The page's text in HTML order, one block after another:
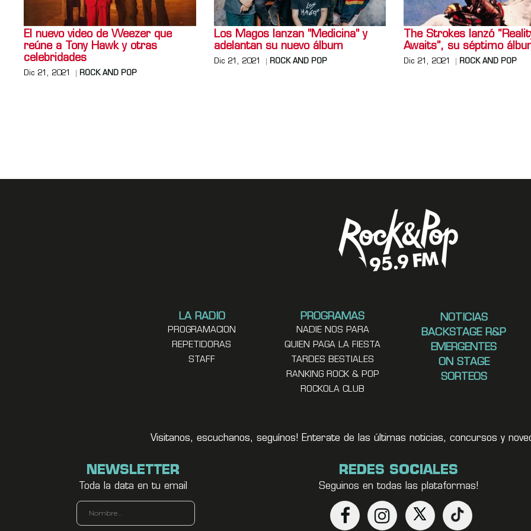
El nuevo video de Weezer que
reúne a Tony Hawk y otras
celebridades
Dic 21, 2021 ROCK AND POP
Los Magos lanzan "Medicina" y
adelantan su nuevo álbum
Dic 21, 2021 ROCK AND POP
The Strokes lanzó
Awaits”, su séptimo
Dic 21, 2021 ROCK AND POP
LA RADIO
PROGRAMACION
REPETIDORAS
STAFF
PROGRAMAS
NADIE NOS PARA
QUIEN PAGA LA FIESTA
TARDES BESTIALES
RANKING ROCK & POP
ROCKOLA CLUB
NOTICIAS
BACKSTAGE R&P
EMERGENTES
ON STAGE
SORTEOS
Visitanos, escuchanos, seguínos! Enterate de las últimas noticias, concursos y
NEWSLETTER
Toda la data en tu email
REDES SOCIALES
Seguinos en todas las plataformas!